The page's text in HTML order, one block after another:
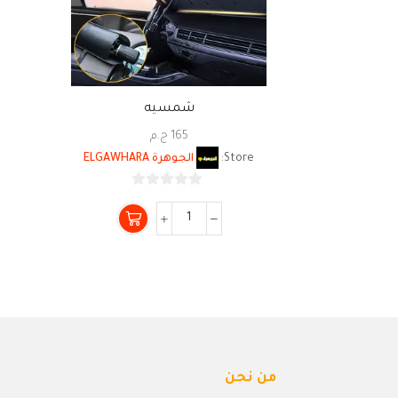
شمسيه
165 ج.م
Store:
الجوهرة ELGAWHARA
من
5
من نحن